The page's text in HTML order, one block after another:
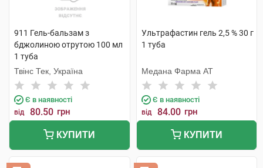
911 Гель-бальзам з
бджолиною отрутою 100 мл
1 туба
Твінс Тек, Україна
Є в наявності
від 80.50 грн
КУПИТИ
Ультрафастин гель 2,5 % 30 г
1 туба
Медана Фарма АТ
Є в наявності
від 84.00 грн
КУПИТИ